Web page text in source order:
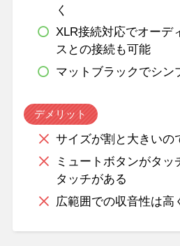
く
XLR接続対応でオーデ
スとの接続も可能
マットブラックでシン
デメリット
サイズが割と大きいの
ミュートボタンがタッ
タッチがある
広範囲での収音性は高